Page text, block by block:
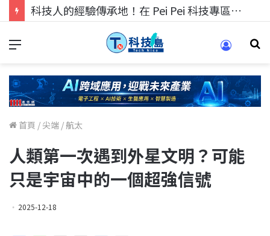
科技人的經驗傳承地！在 Pei Pei 科技專區，與學弟妹交流最硬核的技術
首頁 /尖端 /航太
人類第一次遇到外星文明？可能
只是宇宙中的一個超強信號
2025-12-18